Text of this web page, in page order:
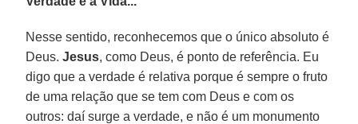
Nesse sentido, reconhecemos que o único absoluto é
Deus.Jesus, como Deus, é ponto de referência. Eu
digo que a verdade é relativa porque é sempre o fruto
de uma relação que se tem com Deus e com os
outros: daí surge a verdade, e não é um monumento